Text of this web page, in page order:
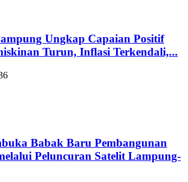
Ungkap Capaian Positif
Turun, Inflasi Terkendali,...
Babak Baru Pembangunan
Peluncuran Satelit Lampung-